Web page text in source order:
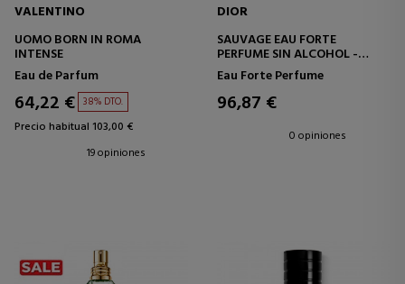
VALENTINO
UOMO BORN IN ROMA
INTENSE
Eau de Parfum
64,22 € 38% DTO.
Precio habitual 103,00 €
19 opiniones
DIOR
SAUVAGE EAU FORTE
PERFUME SIN ALCOHOL -
NOTAS FRESCAS E INTENSAS
Eau Forte Perfume
96,87 €
0 opiniones